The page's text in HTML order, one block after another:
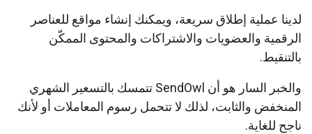
لدينا عملية إطلاق سريعة، ويمكنك إنشاء مواقع للعناصر
الرقمية والعضويات والاشتراكات والمحتوى الممكّن
بالتنقيط.
والخبر السار هو أن SendOwl تتمسك بالتسعير الشهري
المنخفض والثابت، لذلك لا تتحمل رسوم المعاملات أو لأنك
ناجح للغاية.